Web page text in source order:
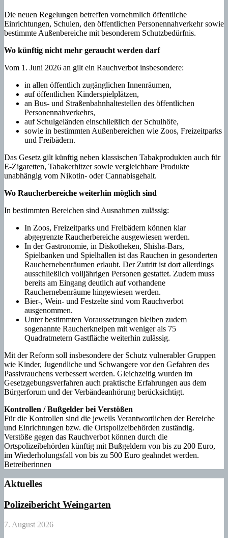
Die neuen Regelungen betreffen vornehmlich öffentliche
Einrichtungen, Schulen, den öffentlichen Personennahverkehr sowie
bestimmte Außenbereiche mit besonderem Schutzbedürfnis.
Wo künftig nicht mehr geraucht werden darf
Vom 1. Juni 2026 an gilt ein Rauchverbot insbesondere:
in allen öffentlich zugänglichen Innenräumen,
auf öffentlichen Kinderspielplätzen,
an Bus- und Straßenbahnhaltestellen des öffentlichen
Personennahverkehrs,
auf Schulgeländen einschließlich der Schulhöfe,
sowie in bestimmten Außenbereichen wie Zoos, Freizeitparks
und Freibädern.
Das Gesetz gilt künftig neben klassischen Tabakprodukten auch für
E-Zigaretten, Tabakerhitzer sowie vergleichbare Produkte
unabhängig vom Nikotin- oder Cannabisgehalt.
Wo Raucherbereiche weiterhin möglich sind
In bestimmten Bereichen sind Ausnahmen zulässig:
In Zoos, Freizeitparks und Freibädern können klar
abgegrenzte Raucherbereiche ausgewiesen werden.
In der Gastronomie, in Diskotheken, Shisha-Bars,
Spielbanken und Spielhallen ist das Rauchen in gesonderten
Rauchernebenräumen erlaubt. Der Zutritt ist dort allerdings
ausschließlich volljährigen Personen gestattet. Zudem muss
bereits am Eingang deutlich auf vorhandene
Rauchernebenräume hingewiesen werden.
Bier-, Wein- und Festzelte sind vom Rauchverbot
ausgenommen.
Unter bestimmten Voraussetzungen bleiben zudem
sogenannte Raucherkneipen mit weniger als 75
Quadratmetern Gastfläche weiterhin zulässig.
Mit der Reform soll insbesondere der Schutz vulnerabler Gruppen
wie Kinder, Jugendliche und Schwangere vor den Gefahren des
Passivrauchens verbessert werden. Gleichzeitig wurden im
Gesetzgebungsverfahren auch praktische Erfahrungen aus dem
Bürgerforum und der Verbändeanhörung berücksichtigt.
Kontrollen / Bußgelder bei Verstößen
Für die Kontrollen sind die jeweils Verantwortlichen der Bereiche
und Einrichtungen bzw. die Ortspolizeibehörden zuständig.
Verstöße gegen das Rauchverbot können durch die
Ortspolizeibehörden künftig mit Bußgeldern von bis zu 200 Euro,
im Wiederholungsfall von bis zu 500 Euro geahndet werden.
Betreiberinnen
Aktuelles
Polizeibericht Weingarten
7. August 2026